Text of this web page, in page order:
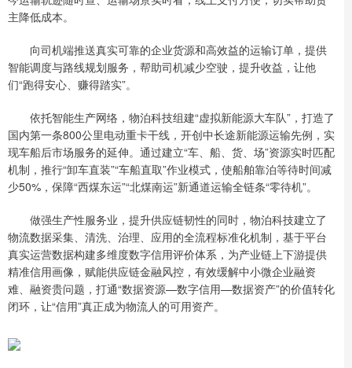
主降低成本。
向司机端推送真实可靠的企业货源和高效益的运输订单，提供
智能调度与路线规划服务，帮助司机减少空驶，提升收益，让他
们“跑得安心、赚得踏实”。
依托智能生产网络，物泊科技组建“虚拟新能源大车队”，打造了
国内第一条800公里电动重卡干线，开创中长途新能源运输先例，实
现车船后市场服务的延伸。通过建立“车、船、货、场”资源实时匹配
机制，推行“卸车直装”“车船直取”作业模式，使船舶靠泊等待时间减
少50%，保障“西煤东运”“北煤南运”新通道运输全链条“零待机”。
做强生产性服务业，提升供应链韧性的同时，物泊科技建立了
物流数据采集、清洗、治理、应用的全流程标准化机制，基于平台
真实运营数据构建多维度数字信用评价体系，为产业链上下游提供
精准信用画像，赋能供应链金融风控，有效缓解中小微企业融资
难、融资贵问题，打通“数据资源—数字信用—数据资产”的价值转化
闭环，让“信用”真正成为物流人的可用资产。